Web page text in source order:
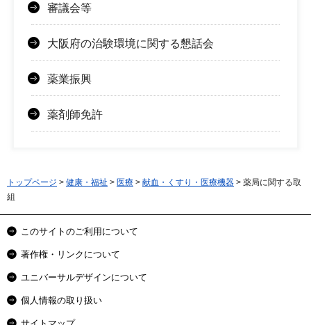
審議会等
大阪府の治験環境に関する懇話会
薬業振興
薬剤師免許
トップページ > 健康・福祉 > 医療 > 献血・くすり・医療機器 > 薬局に関する取
組
このサイトのご利用について
著作権・リンクについて
ユニバーサルデザインについて
個人情報の取り扱い